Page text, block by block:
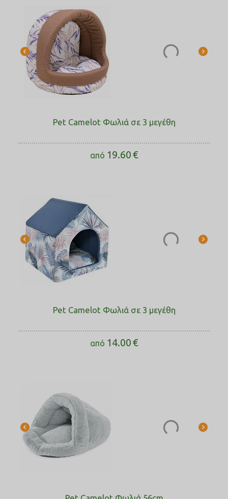
Pet Camelot Φωλιά σε 3 μεγέθη
από 19.60€
Pet Camelot Φωλιά σε 3 μεγέθη
από 14.00€